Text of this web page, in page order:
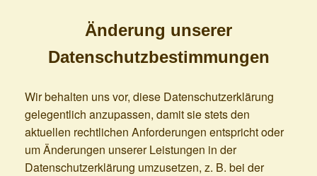
Änderung unserer
Datenschutzbestimmungen
Wir behalten uns vor, diese Datenschutzerklärung
gelegentlich anzupassen, damit sie stets den
aktuellen rechtlichen Anforderungen entspricht oder
um Änderungen unserer Leistungen in der
Datenschutzerklärung umzusetzen, z. B. bei der